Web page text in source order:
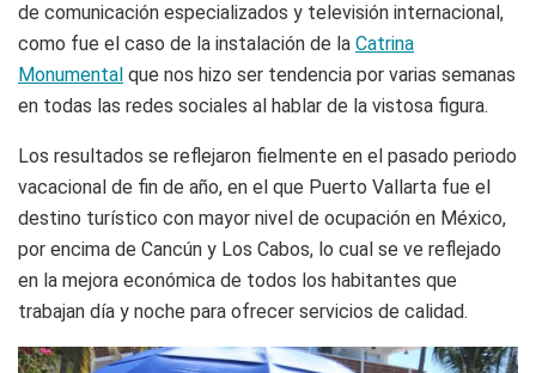
de comunicación especializados y televisión internacional,
como fue el caso de la instalación de la Catrina
Monumental que nos hizo ser tendencia por varias semanas
en todas las redes sociales al hablar de la vistosa figura.
Los resultados se reflejaron fielmente en el pasado periodo
vacacional de fin de año, en el que Puerto Vallarta fue el
destino turístico con mayor nivel de ocupación en México,
por encima de Cancún y Los Cabos, lo cual se ve reflejado
en la mejora económica de todos los habitantes que
trabajan día y noche para ofrecer servicios de calidad.